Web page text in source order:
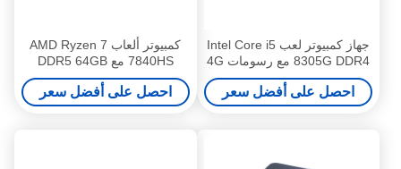
جهاز كمبيوتر لعب Intel Core i5
8305G DDR4 مع رسومات 4G
منفصلة
احصل على أفضل سعر
كمبيوتر ألعاب AMD Ryzen 7
7840HS مع DDR5 64GB
ذاكرة الوصول العشوائي LAN
مزدوج مروحة تبريد مزدوجة
احصل على أفضل سعر